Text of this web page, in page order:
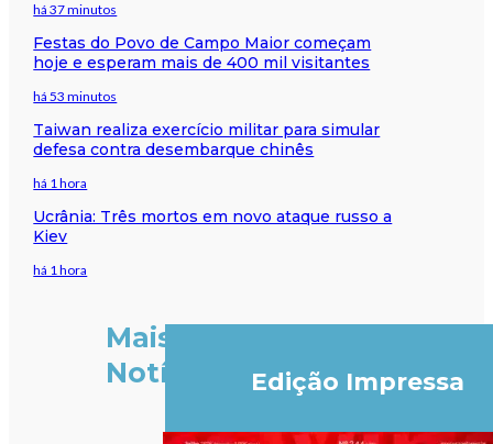
há 37 minutos
Festas do Povo de Campo Maior começam
hoje e esperam mais de 400 mil visitantes
há 53 minutos
Taiwan realiza exercício militar para simular
defesa contra desembarque chinês
há 1 hora
Ucrânia: Três mortos em novo ataque russo a
Kiev
há 1 hora
Mais
Notícias
Edição Impressa